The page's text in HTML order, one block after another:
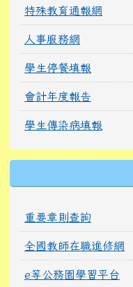
特殊教育通報網
人事服務網
學生停餐填報
會計年度報告
學生傳染病填報
重要章則查詢
全國教師在職進修網
e等公務園學習平台